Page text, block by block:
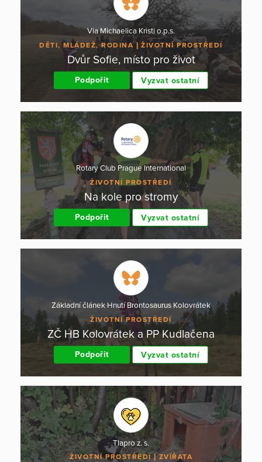
Via Michaelica Kristi o.p.s.
DĚTI, MLÁDEŽ, RODINA ŽIVOTNÍ PROSTŘEDÍ
Dvůr Sofie, místo pro život
Podpořit Vyzvat ostatní
Rotary Club Prague International
ŽIVOTNÍ PROSTŘEDÍ
Na kole pro stromy
Podpořit Vyzvat ostatní
Základní článek Hnutí Brontosaurus Kolovrátek
ŽIVOTNÍ PROSTŘEDÍ
ZČ HB Kolovrátek a PP Kudlačena
Podpořit Vyzvat ostatní
Tlapro z. s.
ŽIVOTNÍ PROSTŘEDÍ ZVÍŘATA